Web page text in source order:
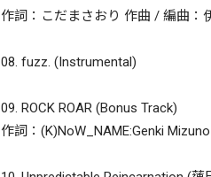
作詞：こだまさおり 作曲 / 編曲：
08. fuzz. (Instrumental)
09. ROCK ROAR (Bonus Track)
作詞：(K)NoW_NAME:Genki